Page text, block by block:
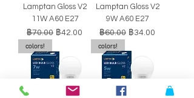
Lamptan Gloss V2
11W A60 E27
ราคาปกติ
฿70.00 ราคาขายลด
฿42.00
Lamptan Gloss V2
9W A60 E27
ราคาปกติ
฿60.00 ราคาขายลด
฿34.00
colors!
colors!